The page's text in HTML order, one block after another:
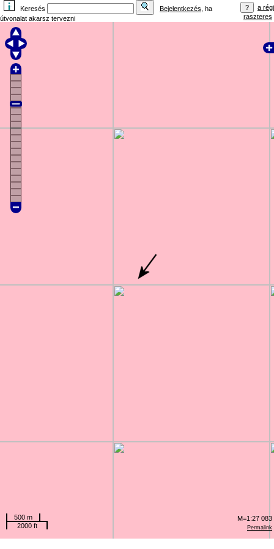
Keresés Bejelentkezés , ha
útvonalat akarsz tervezni
a régi
raszteres
Permalink
500 m
2000 ft
M=1:27 083